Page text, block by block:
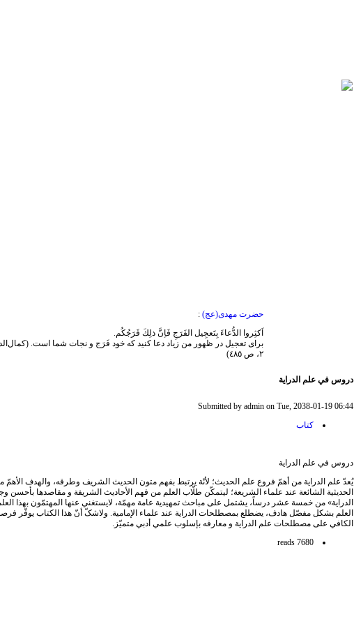
حضرت مهدی(عج) :
اَكثِروا الدُّعاءَ بِتَعجِیل الفَرَجِ فَاِنَّ ذلِكَ فَرَجُكُم.
برای تعجیل در ظهور من زیاد دعا کنید که خود فَرَج و نجات شما است.
٢، ص ٤٨٥)
دروس في علم الدراية
Submitted by admin on Tue, 2038-01-19 06:44
کتاب
دروس في علم الدراية
يُعدّ علم الدراية من أهمّ فروع علم الحديث؛ لأنّة يرتبط بفهم متون الحديث الشريف وطرقه، والهدف
الحديثية الشائعة عند علماء الشريعة؛ ليتمکّن طلّاب العلم من فهم الأحاديث الشريفة و مقاصدها بأحسن
الدراية» من خمسة عشر درساً، يشتمل علی مباحث تمهيدية عامة مهمّة، لايستغني عنها المهتمّون بهذا
العلم بشکل مفصّل هادف، يضطلع بمصطلحات الدراية عند علماء الإمامية. ولاشکّ أنّ هذا الکتاب يوفّر
الکافي علی مصطلحات علم الدراية و معارفه بإسلوب علمي أدبي متميّز.
7680 reads